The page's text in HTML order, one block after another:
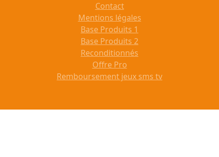
Contact
Mentions légales
Base Produits 1
Base Produits 2
Reconditionnés
Offre Pro
Remboursement jeux sms tv